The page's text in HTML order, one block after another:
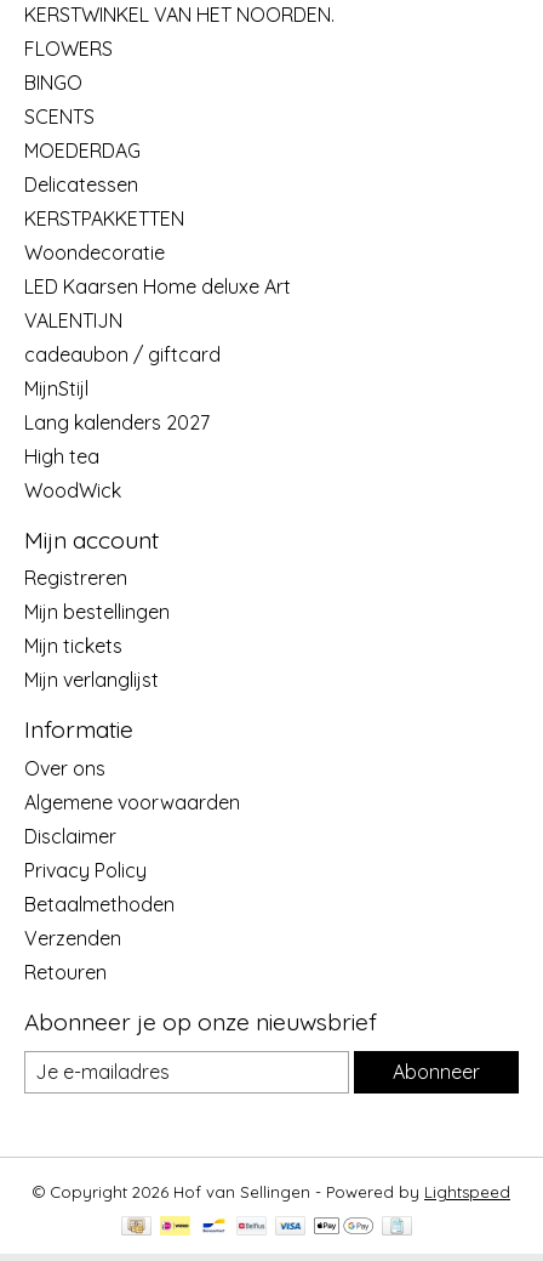
KERSTWINKEL VAN HET NOORDEN.
FLOWERS
BINGO
SCENTS
MOEDERDAG
Delicatessen
KERSTPAKKETTEN
Woondecoratie
LED Kaarsen Home deluxe Art
VALENTIJN
cadeaubon / giftcard
MijnStijl
Lang kalenders 2027
High tea
WoodWick
Mijn account
Registreren
Mijn bestellingen
Mijn tickets
Mijn verlanglijst
Informatie
Over ons
Algemene voorwaarden
Disclaimer
Privacy Policy
Betaalmethoden
Verzenden
Retouren
Abonneer je op onze nieuwsbrief
Abonneer
© Copyright 2026 Hof van Sellingen - Powered by Lightspeed